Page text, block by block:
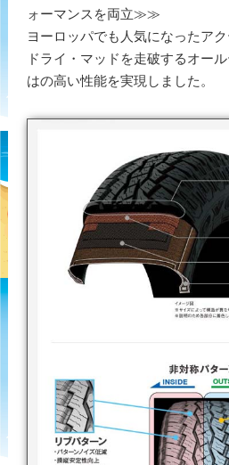
ォーマンスを両立≫≫
ヨーロッパでも人気になったア
ドライ・マッドを走破するオー
はの高い性能を実現しました。